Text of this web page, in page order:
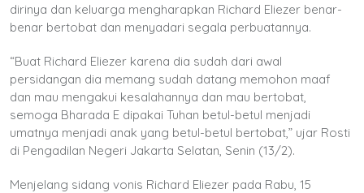
dirinya dan keluarga mengharapkan Richard Eliezer benar-
benar bertobat dan menyadari segala perbuatannya.
“Buat Richard Eliezer karena dia sudah dari awal
persidangan dia memang sudah datang memohon maaf
dan mau mengakui kesalahannya dan mau bertobat,
semoga Bharada E dipakai Tuhan betul-betul menjadi
umatnya menjadi anak yang betul-betul bertobat,” ujar Rosti
di Pengadilan Negeri Jakarta Selatan, Senin (13/2).
Menjelang sidang vonis Richard Eliezer pada Rabu, 15